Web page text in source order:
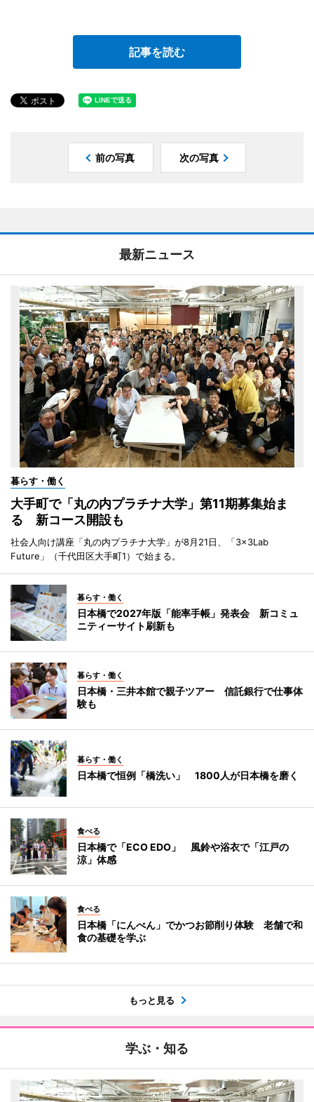
記事を読む
前の写真 次の写真
最新ニュース
暮らす・働く
大手町で「丸の内プラチナ大学」第11期募集始ま
る 新コース開設も
社会人向け講座「丸の内プラチナ大学」が8月21日、「3×3Lab
Future」（千代田区大手町1）で始まる。
暮らす・働く
日本橋で2027年版「能率手帳」発表会 新コミュ
ニティーサイト刷新も
暮らす・働く
日本橋・三井本館で親子ツアー 信託銀行で仕事体
験も
暮らす・働く
日本橋で恒例「橋洗い」 1800人が日本橋を磨く
食べる
日本橋で「ECO EDO」 風鈴や浴衣で「江戸の
涼」体感
食べる
日本橋「にんべん」でかつお節削り体験 老舗で和
食の基礎を学ぶ
もっと見る
学ぶ・知る